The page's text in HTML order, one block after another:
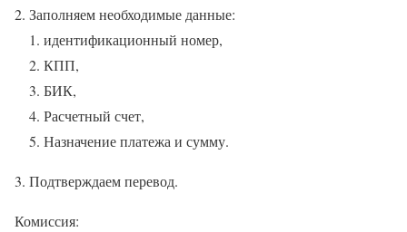
Заполняем необходимые данные:
идентификационный номер,
КПП,
БИК,
Расчетный счет,
Назначение платежа и сумму.
Подтверждаем перевод.
Комиссия: